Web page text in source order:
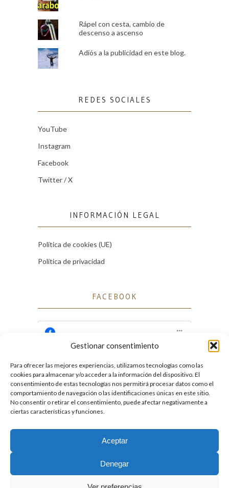
Gestionar consentimiento
Para ofrecer las mejores experiencias, utilizamos tecnologías como las
cookies para almacenar y/o acceder a la información del dispositivo. El
consentimiento de estas tecnologías nos permitirá procesar datos como el
comportamiento de navegación o las identificaciones únicas en este sitio.
No consentir o retirar el consentimiento, puede afectar negativamente a
ciertas características y funciones.
Aceptar
Denegar
Rápel con cesta, cambio de
descenso a ascenso
Adiós a la publicidad en este blog.
REDES SOCIALES
YouTube
Instagram
Facebook
Twitter / X
INFORMACIÓN LEGAL
Política de cookies (UE)
Política de privacidad
FACEBOOK
Facebook
Haz clic para aceptar cookies de marketing
y permitir este contenido